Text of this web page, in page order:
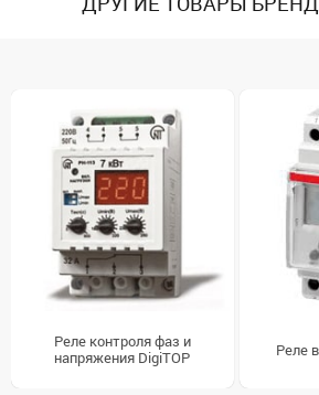
Реле контроля фаз и
напряжения DigiTOP
Реле